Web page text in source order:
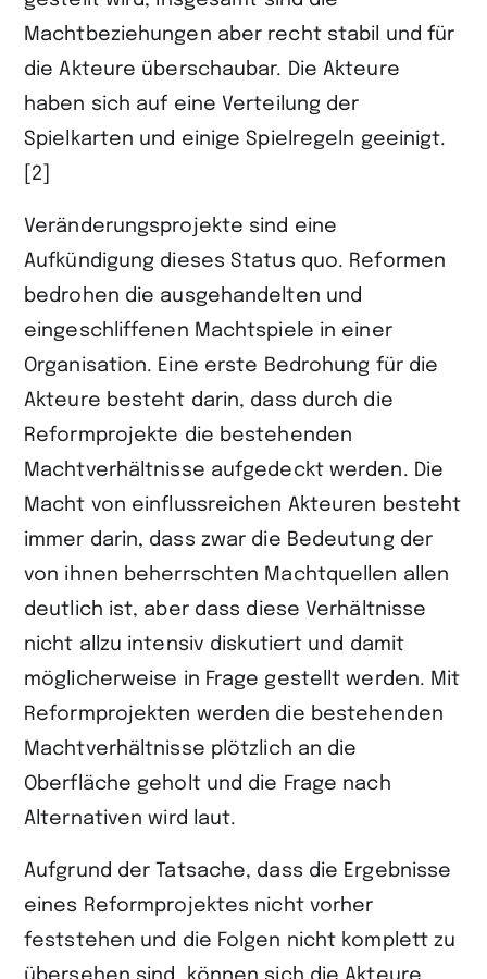
Machtbeziehungen aber recht stabil und für
die Akteure überschaubar. Die Akteure
haben sich auf eine Verteilung der
Spielkarten und einige Spielregeln geeinigt.
[2]
Veränderungsprojekte sind eine
Aufkündigung dieses Status quo. Reformen
bedrohen die ausgehandelten und
eingeschliffenen Machtspiele in einer
Organisation. Eine erste Bedrohung für die
Akteure besteht darin, dass durch die
Reformprojekte die bestehenden
Machtverhältnisse aufgedeckt werden. Die
Macht von einflussreichen Akteuren besteht
immer darin, dass zwar die Bedeutung der
von ihnen beherrschten Machtquellen allen
deutlich ist, aber dass diese Verhältnisse
nicht allzu intensiv diskutiert und damit
möglicherweise in Frage gestellt werden. Mit
Reformprojekten werden die bestehenden
Machtverhältnisse plötzlich an die
Oberfläche geholt und die Frage nach
Alternativen wird laut.
Aufgrund der Tatsache, dass die Ergebnisse
eines Reformprojektes nicht vorher
feststehen und die Folgen nicht komplett zu